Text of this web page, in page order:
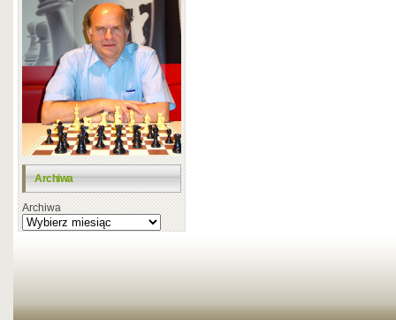
Archiwa
Archiwa